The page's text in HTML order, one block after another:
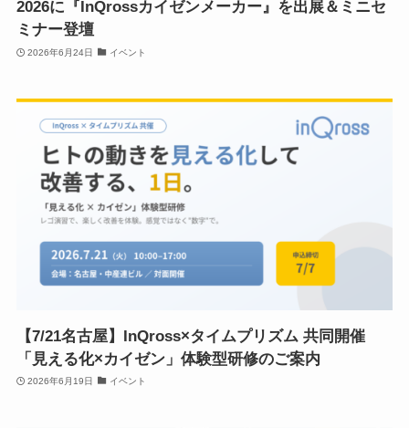
2026に『InQrossカイゼンメーカー』を出展＆ミニセ
ミナー登壇
2026年6月24日 イベント
【7/21名古屋】InQross×タイムプリズム 共同開催
「見える化×カイゼン」体験型研修のご案内
2026年6月19日 イベント